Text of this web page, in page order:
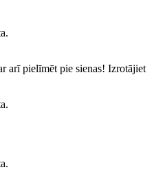
arī pielīmēt pie sienas! Izrotājiet